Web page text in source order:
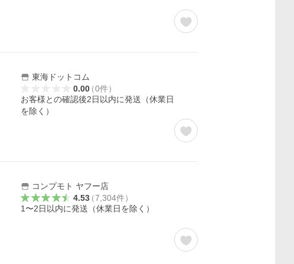
東海ドットコム
0.00（0件）
お客様との確認後2日以内に発送（休業日
を除く）
コンプモト ヤフー店
4.53（7,304件）
1〜2日以内に発送（休業日を除く）